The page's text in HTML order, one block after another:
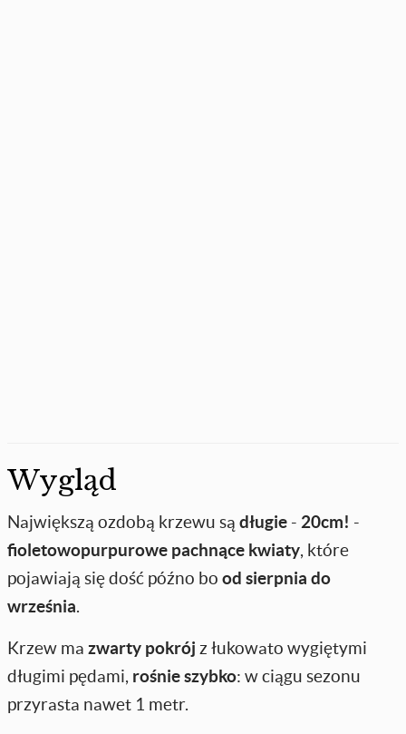
Wygląd
Największą ozdobą krzewu są długie - 20cm! -
fioletowopurpurowe pachnące kwiaty, które
pojawiają się dość późno bo od sierpnia do
września.
Krzew ma zwarty pokrój z łukowato wygiętymi
długimi pędami, rośnie szybko: w ciągu sezonu
przyrasta nawet 1 metr.